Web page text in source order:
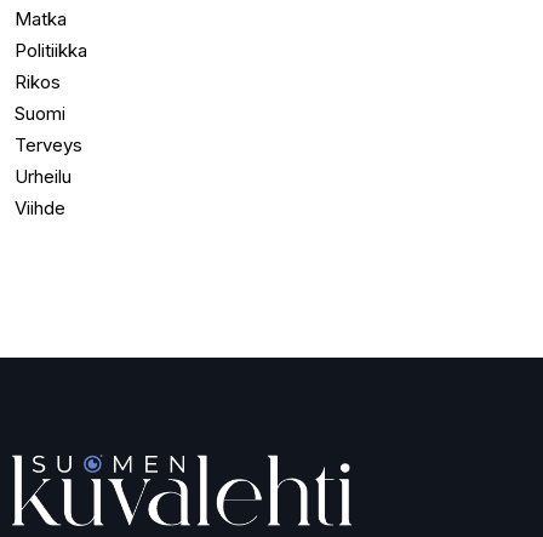
Matka
Politiikka
Rikos
Suomi
Terveys
Urheilu
Viihde